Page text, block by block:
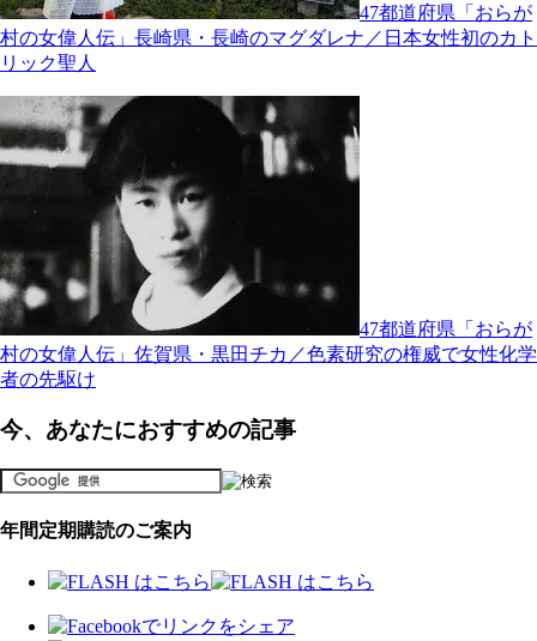
47都道府県「おらが
村の女偉人伝」長崎県・長崎のマグダレナ／日本女性初のカト
リック聖人
47都道府県「おらが
村の女偉人伝」佐賀県・黒田チカ／色素研究の権威で女性化学
者の先駆け
今、あなたにおすすめの記事
年間定期購読のご案内